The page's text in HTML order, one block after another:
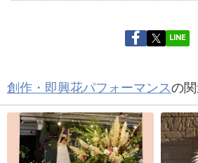
LINE
創作・即興花パフォーマンスの